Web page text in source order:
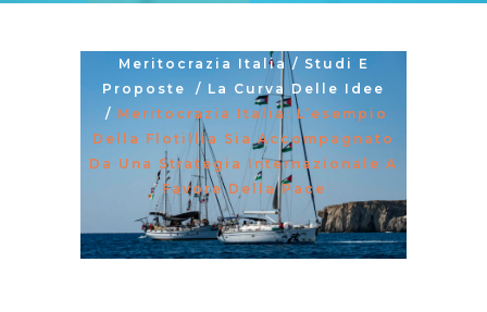
Meritocrazia Italia / Studi E
Proposte
/ La Curva Delle Idee
/ Meritocrazia Italia: L’esempio
Della Flotillia Sia Accompagnato
Da Una Strategia Internazionale A
Favore Della Pace